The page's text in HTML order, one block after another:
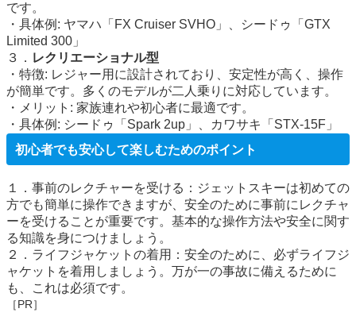
です。
・具体例: ヤマハ「FX Cruiser SVHO」、シードゥ「GTX
Limited 300」
３． レクリエーショナル型
・特徴: レジャー用に設計されており、安定性が高く、操作
が簡単です。多くのモデルが二人乗りに対応しています。
・メリット: 家族連れや初心者に最適です。
・具体例: シードゥ「Spark 2up」、カワサキ「STX-15F」
初心者でも安心して楽しむためのポイント
１．事前のレクチャーを受ける：ジェットスキーは初めての
方でも簡単に操作できますが、安全のために事前にレクチャ
ーを受けることが重要です。基本的な操作方法や安全に関す
る知識を身につけましょう。
２．ライフジャケットの着用：安全のために、必ずライフジ
ャケットを着用しましょう。万が一の事故に備えるために
も、これは必須です。
［PR］